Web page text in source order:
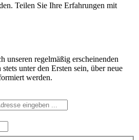
Teilen Sie Ihre Erfahrungen mit
unseren regelmäßig erscheinenden
unter den Ersten sein, über neue
werden.